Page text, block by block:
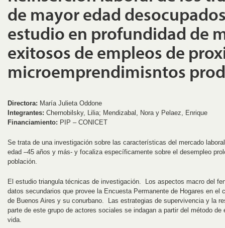
de mayor edad
estudio en profundidad de
exitosos de empleos de
microemprendimisntos
Directora: María Julieta Oddone
Integrantes: Chernobilsky, Lilia; Mendizabal, Nora y Pelaez, Enrique
Financiamiento: PIP – CONICET
Se trata de una investigación sobre las características del mercado
edad –45 años y más- y focaliza específicamente sobre el desempleo
población.
El estudio triangula técnicas de investigación. Los aspectos macro del
datos secundarios que provee la Encuesta Permanente de Hogares en el
de Buenos Aires y su conurbano. Las estrategias de supervivencia y la
parte de este grupo de actores sociales se indagan a partir del método
vida.